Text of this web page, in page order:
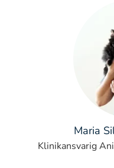
Maria
Klinikansvarig